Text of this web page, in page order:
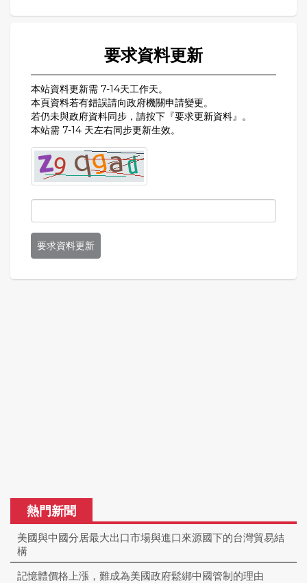
要求資料更新
本站資料更新需 7-14天工作天。
本頁資料若有錯誤請向政府機關申請變更。
若仍未與政府資料同步，請按下『要求更新資料』。
本站需 7-14 天左右同步更新生效。
要求資料更新
熱門新聞
美國與中國分居最大出口市場與進口來源國下的台灣貿易結
構
記憶體價格上漲，難成為美國政府鬆綁中國管制的理由